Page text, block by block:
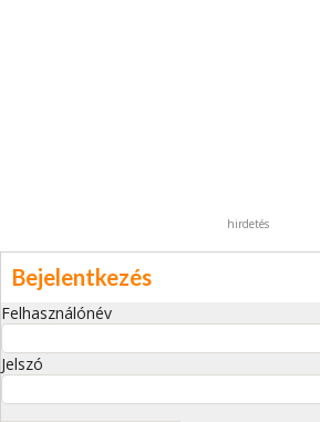
hirdetés
Bejelentkezés
Felhasználónév
Jelszó